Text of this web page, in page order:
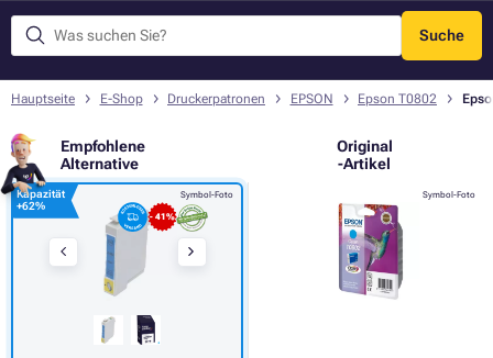
Suche
Menü
Hauptseite E-Shop Druckerpatronen EPSON Epson T0802
Empfohlene
Alternative
Original
-Artikel
Symbol-Foto
Symbol-Foto
- 41%
Kapazität
+62%